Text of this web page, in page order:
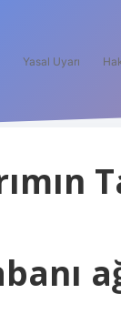
Yasal Uyarı